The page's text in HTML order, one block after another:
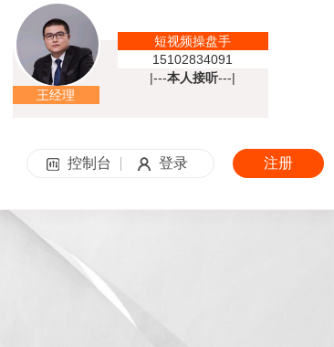
王经理
短视频操盘手
15102834091
|---本人接听---|
控制台 登录 注册